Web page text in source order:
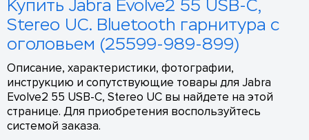
Купить Jabra Evolve2 55 USB-C,
Stereo UC. Bluetooth гарнитура с
оголовьем (25599-989-899)
Описание, характеристики, фотографии,
инструкцию и сопутствующие товары для Jabra
Evolve2 55 USB-C, Stereo UC вы найдете на этой
странице. Для приобретения воспользуйтесь
системой заказа.